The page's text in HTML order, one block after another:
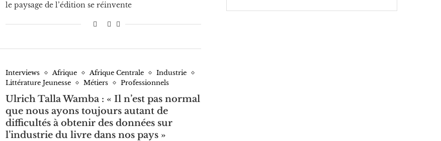
le paysage de l’édition se réinvente
Interviews Afrique Afrique Centrale
Industrie
Littérature Jeunesse
Métiers Professionnels
Ulrich Talla Wamba : « Il n’est pas normal
que nous ayons toujours autant de
difficultés à obtenir des données sur
l’industrie du livre dans nos pays »